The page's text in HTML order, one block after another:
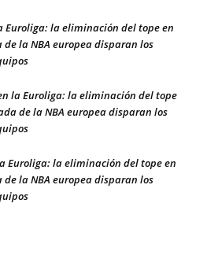
Euroliga: la eliminación del tope en
la NBA europea disparan los
la Euroliga: la eliminación del tope
de la NBA europea disparan los
Euroliga: la eliminación del tope en
la NBA europea disparan los